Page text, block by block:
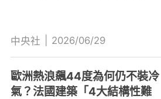
中央社 2026/06/29
歐洲熱浪飆44度為何仍不裝冷
氣？法國建築「4大結構性難